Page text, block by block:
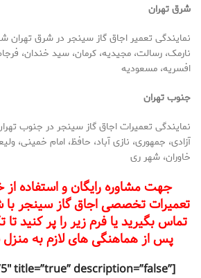
شرق تهران
نمایندگی تعمیر اجاق گاز سینجر در شرق تهران
نارمک، رسالت، مجیدیه، کرمان، سید خندان،
افسریه، مسعودیه
جنوب تهران
نمایندگی تعمیرات اجاق گاز سینجر در جنوب
آزادی، جمهوری، نازی آباد، حافظ، امام خمینی،
خاوران، شهر ری
جهت مشاوره رایگان و استفاده
تعمیرات تخصصی اجاق گاز سینجر
تماس بگیرید یا فرم زیر را پر کنید
پس از هماهنگی های لازم به منزل
title=”true” description=”false”